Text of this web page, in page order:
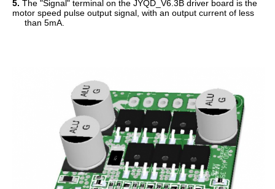
5. The "Signal" terminal on the JYQD_V6.3B driver board is the
motor speed pulse output signal, with an output current of less
than 5mA.